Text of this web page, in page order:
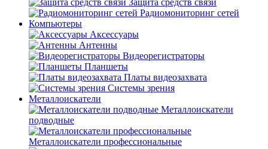
Защита средств связи
Радиомониторинг сетей
Компьютеры
Аксессуары
Антенны
Видеорегистраторы
Планшеты
Платы видеозахвата
Системы зрения
Металлоискатели
Металлоискатели
подводные
Металлоискатели профессиональные